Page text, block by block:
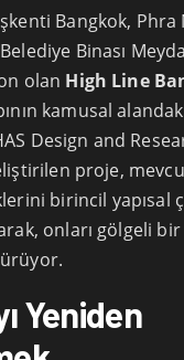
Bangkok, Phra
Binası
olan High Line
kamusal
Design and
proje,
birincil yapısal
onları gölgeli
Yeniden